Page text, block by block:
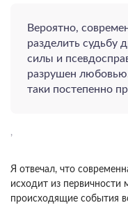
Вероятно,
разделить судьбу
силы и
разрушен
таки постепенно
,
Я отвечал, что
исходит из первичности
происходящие события